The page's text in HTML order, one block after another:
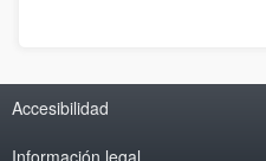
Accesibilidad
Información legal